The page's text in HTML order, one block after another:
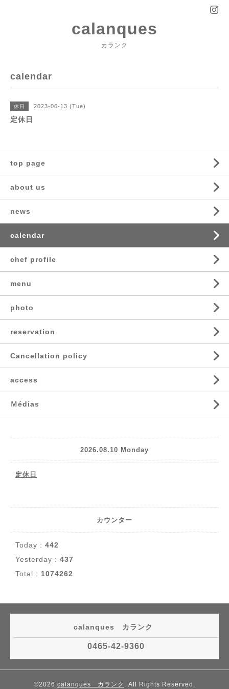
calanques
カランク
calendar
休日 2023-06-13 (Tue)
定休日
top page
about us
news
calendar
chef profile
menu
photo
reservation
Cancellation policy
access
Ｍédias
2026.08.10 Monday
定休日
カウンター
Today : 442
Yesterday : 437
Total : 1074262
calanques カランク
0465-42-9360
©2026 calanques カランク . All Rights Reserved.